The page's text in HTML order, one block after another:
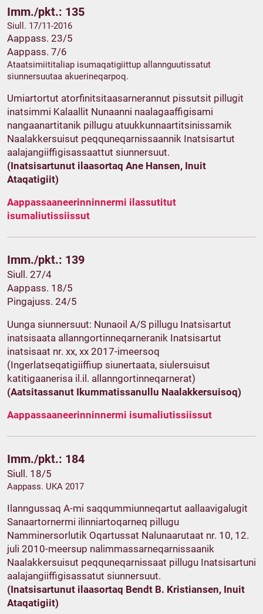
Imm./pkt.: 135
Siull. 17/11-2016
Aappass. 23/5
Aappass. 7/6
Ataatsimiititaliap isumaqatigiittup allannguutissatut
siunnersuutaa akuerineqarpoq.
Umiartortut atorfinitsitaasarnerannut pissutsit pillugit
inatsimmi Kalaallit Nunaanni naalagaaffigisami
nangaanartitanik pillugu atuukkunnaartitsinissamik
Naalakkersuisut peqquneqarnissaannik Inatsisartut
aalajangiiffigisassaattut siunnersuut.
(Inatsisartunut ilaasortaq Ane Hansen, Inuit
Ataqatigiit)
Aappassaaneerinninnermi ilassutitut
isumaliutissiissut
Imm./pkt.: 139
Siull. 27/4
Aappass. 18/5
Pingajuss. 24/5
Uunga siunnersuut: Nunaoil A/S pillugu Inatsisartut
inatsisaata allanngortinneqarneranik Inatsisartut
inatsisaat nr. xx, xx 2017-imeersoq
(Ingerlatseqatigiiffiup siunertaata, siulersuisut
katitigaanerisa il.il. allanngortinneqarnerat)
(Aatsitassanut Ikummatissanullu Naalakkersuisoq)
Aappassaaneerinninnermi isumaliutissiissut
Imm./pkt.: 184
Siull. 18/5
Aappass. UKA 2017
Ilanngussaq A-mi saqqummiunneqartut aallaavigalugit
Sanaartornermi ilinniartoqarneq pillugu
Namminersorlutik Oqartussat Nalunaarutaat nr. 10, 12.
juli 2010-meersup nalimmassarneqarnissaanik
Naalakkersuisut peqquneqarnissaat pillugu Inatsisartuni
aalajangiiffigisassatut siunnersuut.
(Inatsisartunut ilaasortaq Bendt B. Kristiansen, Inuit
Ataqatigiit)